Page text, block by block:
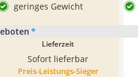
geringes Gewicht
*
Lieferzeit
Sofort lieferbar
Preis-Leistungs-Sieger